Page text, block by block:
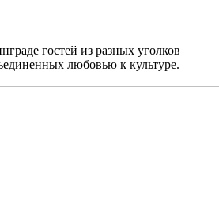
гостей из разных уголков
любовью к культуре.